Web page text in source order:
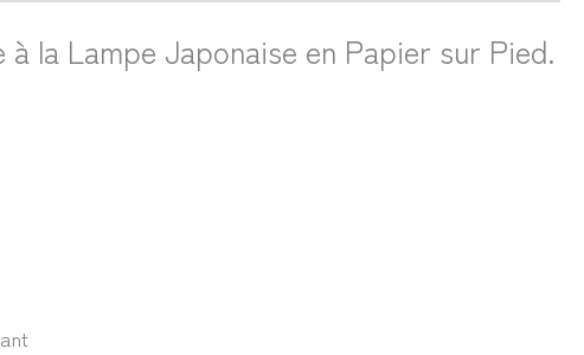
la Lampe Japonaise en Papier sur Pied.